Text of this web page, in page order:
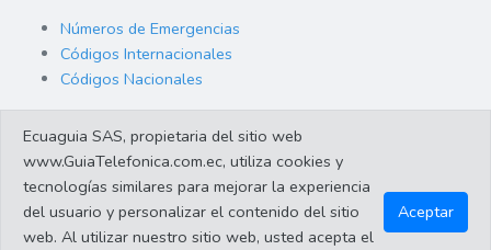
Números de Emergencias
Códigos Internacionales
Códigos Nacionales
Cambio de Divisas
Enlaces de interes
Ecuaguia SAS, propietaria del sitio web
www.GuiaTelefonica.com.ec, utiliza cookies y
tecnologías similares para mejorar la experiencia
del usuario y personalizar el contenido del sitio
web. Al utilizar nuestro sitio web, usted acepta el
Aceptar